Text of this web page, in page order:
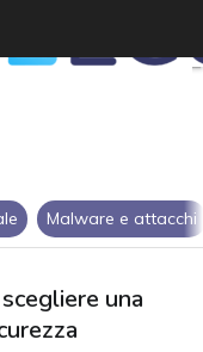
Malware e attacchi
una